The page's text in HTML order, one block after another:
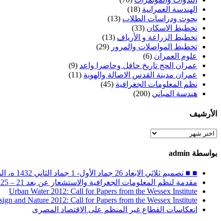
الهندسة العمرانية (18)
بحوث ودراسات الطلاب (13)
تخطيط الاسكان (33)
تخطيط الزراعة و الأرياف (13)
تخطيط المواصلات والمرور (29)
علوم العمران (6)
عمران الحج تاريخ حافل وحاضرا واعد (9)
عمران مدينة القدس الاصالة والهوية (11)
نظم المعلومات الجغرافية (45)
هندسة المباني (200)
الأرشيف
الأرشيف
بواسطة admin
■ ■ تصميم ثلاثي الابعاد 26 جماد الأول- 1 جماد الثاني 1432 ه، الموافق 30 أبريل – 4 مايو 2011 م
مقدمة لنظم المعلومات الجغرافية والاستشعار عن بعد 21 – 25 ربيع الثاني 1432 ه / 26 – 30 مارس 2011 م
Urban Water 2012: Call for Papers from the Wessex Institute
and Nature 2012: Call for Papers from the Wessex Institute‏
انعكاسات القطاع غير المنظم على الاقتصاد المصرى